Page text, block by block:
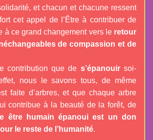
et chacun et chacune ressent
cet appel de l’Être à contribuer de
à ce grand changement vers le retour
de compassion et de
contribution que de s’épanouir soi-
nous le savons tous, de même
faite d’arbres, et que chaque arbre
contribue à la beauté de la forêt, de
être humain épanoui est un don
le reste de l’humanité.